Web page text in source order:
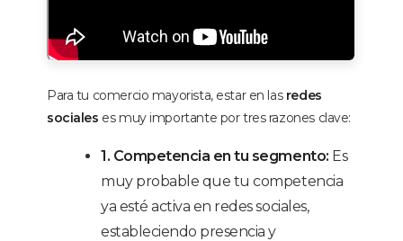
Para tu comercio mayorista, estar en las redes
sociales es muy importante por tres razones clave:
1. Competencia en tu segmento: Es
muy probable que tu competencia
ya esté activa en redes sociales,
estableciendo presencia y